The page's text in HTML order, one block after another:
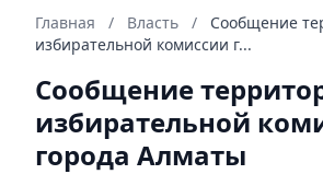
Главная / Власть /
Сообщение
избирательной комиссии г...
Сообщение
избирательной
города Алматы